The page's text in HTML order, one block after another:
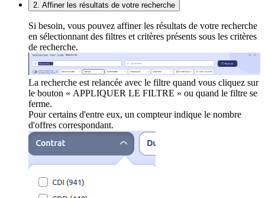
2. Affiner les résultats de votre recherche
Si besoin, vous pouvez affiner les résultats de votre recherche
en sélectionnant des filtres et critères présents sous les critères
de recherche.
La recherche est relancée avec le filtre quand vous cliquez sur
le bouton « APPLIQUER LE FILTRE » ou quand le filtre se
ferme.
Pour certains d'entre eux, un compteur indique le nombre
d'offres correspondant.